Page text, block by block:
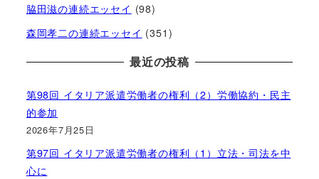
脇田滋の連続エッセイ (98)
森岡孝二の連続エッセイ (351)
最近の投稿
第98回 イタリア派遣労働者の権利（2）労働協約・民主
的参加
2026年7月25日
第97回 イタリア派遣労働者の権利（1）立法・司法を中
心に